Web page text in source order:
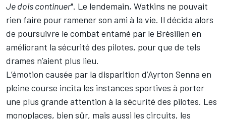
Je dois continuer". Le lendemain, Watkins ne pouvait
rien faire pour ramener son ami à la vie. Il décida alors
de poursuivre le combat entamé par le Brésilien en
améliorant la sécurité des pilotes, pour que de tels
drames n’aient plus lieu.
L’émotion causée par la disparition d’Ayrton Senna en
pleine course incita les instances sportives à porter
une plus grande attention à la sécurité des pilotes. Les
monoplaces, bien sûr, mais aussi les circuits, les